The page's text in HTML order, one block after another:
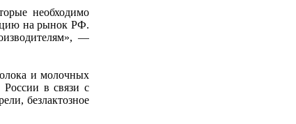
необходимо
на рынок РФ.
—
и молочных
в связи с
безлактозное